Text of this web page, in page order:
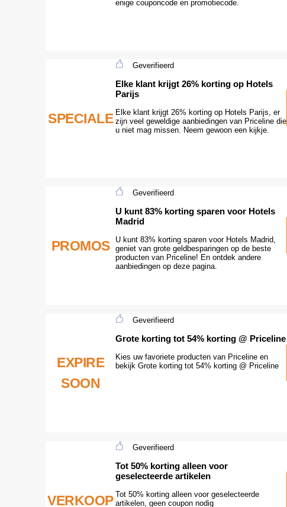
enige couponcode en promotiecode.
SPECIALE
Geverifieerd
Elke klant krijgt 26% korting op Hotels
Parijs
Elke klant krijgt 26% korting op Hotels Parijs, er
zijn veel geweldige aanbiedingen van Priceline die
u niet mag missen. Neem gewoon een kijkje.
PROMOS
Geverifieerd
U kunt 83% korting sparen voor Hotels
Madrid
U kunt 83% korting sparen voor Hotels Madrid,
geniet van grote geldbesparingen op de beste
producten van Priceline! En ontdek andere
aanbiedingen op deze pagina.
EXPIRE
SOON
Geverifieerd
Grote korting tot 54% korting @ Priceline
Kies uw favoriete producten van Priceline en
bekijk Grote korting tot 54% korting @ Priceline
VERKOOP
Geverifieerd
Tot 50% korting alleen voor
geselecteerde artikelen
Tot 50% korting alleen voor geselecteerde
artikelen, geen coupon nodig